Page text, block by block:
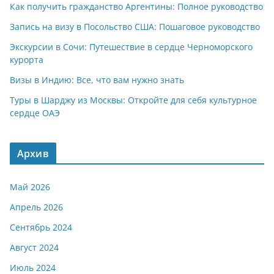
Как получить гражданство Аргентины: Полное руководство
Запись на визу в Посольство США: Пошаговое руководство
Экскурсии в Сочи: Путешествие в сердце Черноморского
курорта
Визы в Индию: Все, что вам нужно знать
Туры в Шарджу из Москвы: Откройте для себя культурное
сердце ОАЭ
Архив
Май 2026
Апрель 2026
Сентябрь 2024
Август 2024
Июль 2024